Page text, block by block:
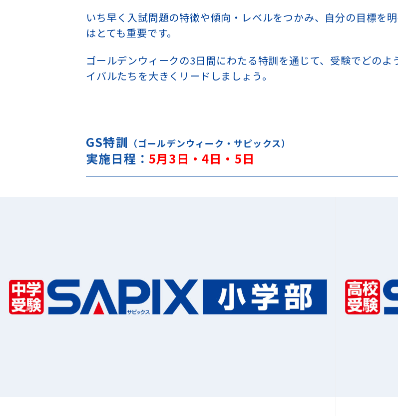
いち早く入試問題の特徴や傾向・レベルをつかみ、自分の目標を
はとても重要です。
ゴールデンウィークの3日間にわたる特訓を通じて、受験でどの
イバルたちを大きくリードしましょう。
GS特訓 （ゴールデンウィーク・サピックス）
実施日程： 5月3日・4日・5日